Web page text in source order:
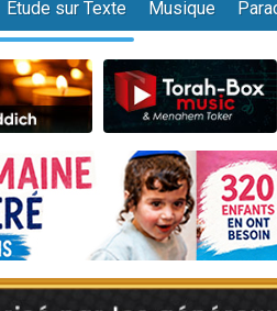
sur Zoom
don pour Diane, 80 ans, dans un
sur WhatsApp
sur WhatsApp
pour 5 jours de vacances aux Orphelins
bénédiction
Etude sur Texte Musique